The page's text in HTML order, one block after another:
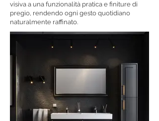
visiva a una funzionalità pratica e finiture di
pregio, rendendo ogni gesto quotidiano
naturalmente raffinato.